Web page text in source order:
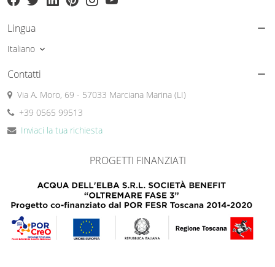
Lingua
Italiano
Contatti
Via A. Moro, 69 - 57033 Marciana Marina (LI)
+39 0565 99513
Inviaci la tua richiesta
PROGETTI FINANZIATI